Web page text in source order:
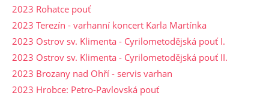
2023 Rohatce pouť
2023 Terezín - varhanní koncert Karla Martínka
2023 Ostrov sv. Klimenta - Cyrilometodějská pouť I.
2023 Ostrov sv. Klimenta - Cyrilometodějská pouť II.
2023 Brozany nad Ohří - servis varhan
2023 Hrobce: Petro-Pavlovská pouť